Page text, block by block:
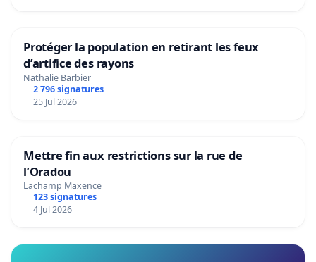
Protéger la population en retirant les feux
d’artifice des rayons
Nathalie Barbier
2 796 signatures
25 Jul 2026
Mettre fin aux restrictions sur la rue de
l’Oradou
Lachamp Maxence
123 signatures
4 Jul 2026